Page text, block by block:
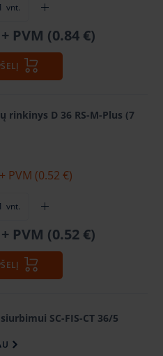
vnt.
PVM (0.84 €)
rinkinys D 36 RS-M-Plus (7
PVM (0.52 €)
vnt.
PVM (0.52 €)
SC-FIS-CT 36/5